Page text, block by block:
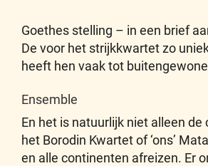
Goethes stelling – in een brief
De voor het strijkkwartet zo
heeft hen vaak tot
Ensemble
En het is natuurlijk niet alleen
het Borodin Kwartet of ‘ons’
en alle continenten afreizen. Er